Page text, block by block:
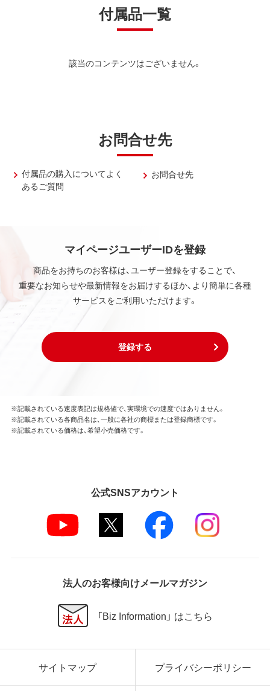
付属品一覧
該当のコンテンツはございません。
お問合せ先
付属品の購入についてよく
あるご質問
お問合せ先
マイページユーザーIDを登録
商品をお持ちのお客様は、ユーザー登録をすることで、
重要なお知らせや最新情報をお届けするほか、より簡単に各種
サービスをご利用いただけます。
登録する
※記載されている速度表記は規格値で、実環境での速度ではありません。
※記載されている各商品名は、一般に各社の商標または登録商標です。
※記載されている価格は、希望小売価格です。
公式SNSアカウント
法人のお客様向けメールマガジン
「Biz Information」 はこちら
サイトマップ プライバシーポリシー